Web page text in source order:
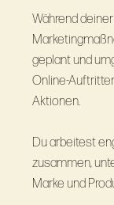
Während
geplant und
Online-
Aktionen.
Du arbeitest
zusammen,
Marke und